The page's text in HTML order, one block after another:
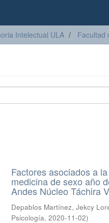
Intelectual ULA Facultad
Factores asociados a
medicina de sexo año
Andes Núcleo Táchira
Depablos Martínez, Jekcy
Psicología,2020-11-02)